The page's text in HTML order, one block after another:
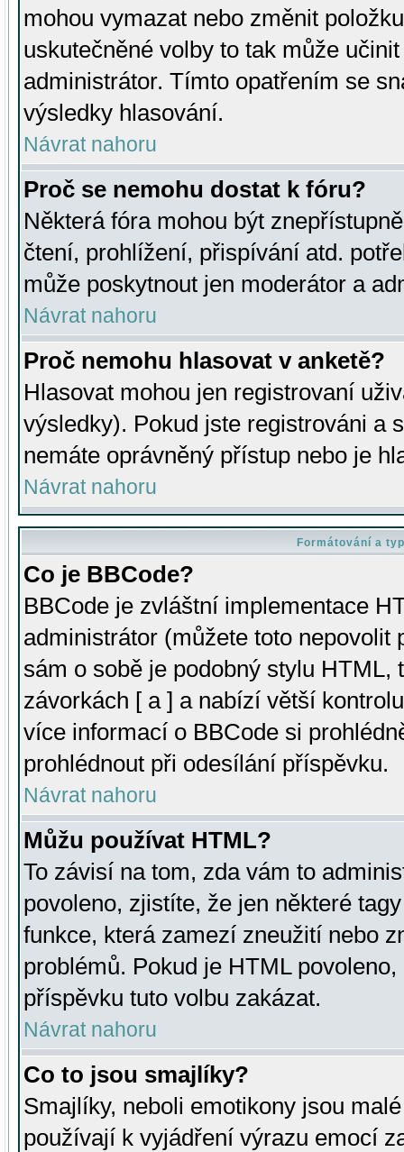
mohou vymazat nebo změnit
uskutečněné volby to tak může
administrátor. Tímto opatřením se
výsledky hlasování.
Návrat nahoru
Proč se nemohu dostat k fóru?
Některá fóra mohou být
čtení, prohlížení, přispívání atd.
může poskytnout jen moderátor a
Návrat nahoru
Proč nemohu hlasovat v anketě?
Hlasovat mohou jen registrovaní
výsledky). Pokud jste registrováni a
nemáte oprávněný přístup nebo je
Návrat nahoru
Formátování a
Co je BBCode?
BBCode je zvláštní implementace
administrátor (můžete toto
sám o sobě je podobný stylu HTML,
závorkách [ a ] a nabízí větší
více informací o BBCode si
prohlédnout při odesílání příspěvku.
Návrat nahoru
Můžu používat HTML?
To závisí na tom, zda vám to
povoleno, zjistíte, že jen některé
funkce, která zamezí zneužití nebo
problémů. Pokud je HTML
příspěvku tuto volbu zakázat.
Návrat nahoru
Co to jsou smajlíky?
Smajlíky, neboli emotikony jsou
používají k vyjádření výrazu emocí